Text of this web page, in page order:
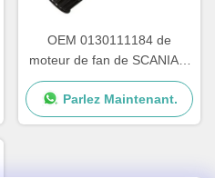
OEM 0130111184 de
moteur de fan de SCANIA 4
Serie de turbine du camion
ISO9001 1995
Parlez Maintenant.